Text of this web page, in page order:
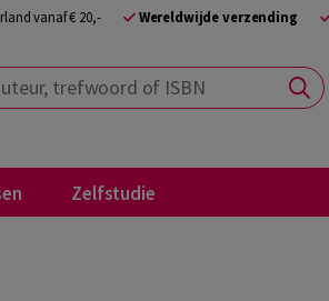
vanaf € 20,- Wereldwijde verzending
trefwoord of ISBN
Zelfstudie